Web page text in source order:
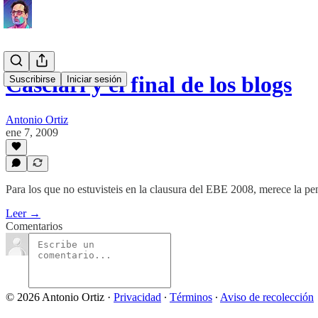
Suscribirse Iniciar sesión
Casciari y el final de los blogs
Antonio Ortiz
ene 7, 2009
Para los que no estuvisteis en la clausura del EBE 2008, merece la
Leer →
Comentarios
© 2026 Antonio Ortiz · Privacidad ∙ Términos ∙ Aviso de recolección